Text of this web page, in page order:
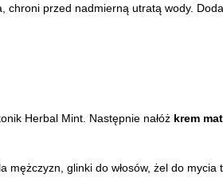
przed nadmierną utratą wody.
Herbal Mint. Następnie nałóż krem
mężczyzn glinki do włosów, żel do mycia